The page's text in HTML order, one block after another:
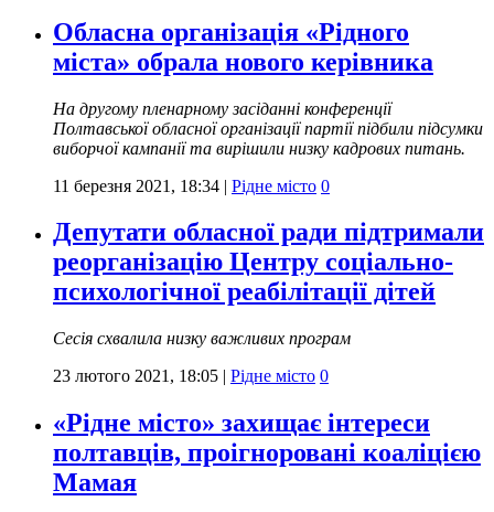
Обласна організація «Рідного
міста» обрала нового керівника
На другому пленарному засіданні конференції
Полтавської обласної організації партії підбили підсумки
виборчої кампанії та вирішили низку кадрових питань.
11 березня 2021, 18:34 | Рідне місто 0
Депутати обласної ради підтримали
реорганізацію Центру соціально-
психологічної реабілітації дітей
Сесія схвалила низку важливих програм
23 лютого 2021, 18:05 | Рідне місто 0
«Рідне місто» захищає інтереси
полтавців, проігноровані коаліцією
Мамая